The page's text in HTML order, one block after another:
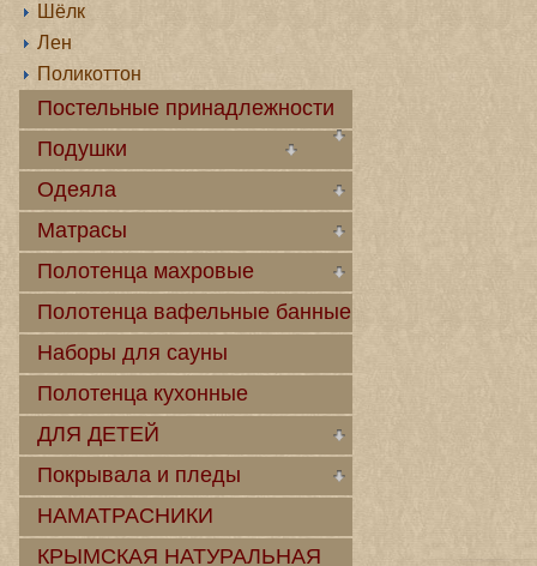
Шёлк
Лен
Поликоттон
Постельные принадлежности
Подушки
Одеяла
Матрасы
Полотенца махровые
Полотенца вафельные банные
Наборы для сауны
Полотенца кухонные
ДЛЯ ДЕТЕЙ
Покрывала и пледы
НАМАТРАСНИКИ
КРЫМСКАЯ НАТУРАЛЬНАЯ